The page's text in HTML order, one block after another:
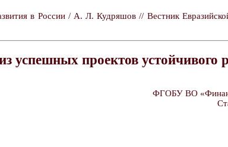
в России / А. Л. Кудряшов // Вестник
успешных проектов устойчивого
ФГОБУ ВО